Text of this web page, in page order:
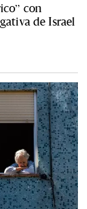
con
de Israel